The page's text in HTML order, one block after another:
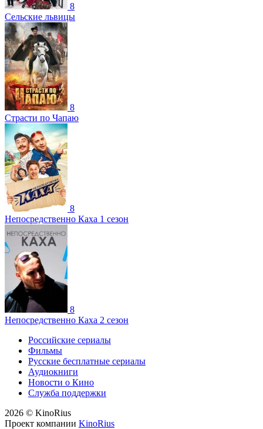
8
Сельские львицы
8
Страсти по Чапаю
8
Непосредственно Каха 1 сезон
8
Непосредственно Каха 2 сезон
Российские сериалы
Фильмы
Русские бесплатные сериалы
Аудиокниги
Новости о Кино
Служба поддержки
2026 © KinoRius
Проект компании KinoRius